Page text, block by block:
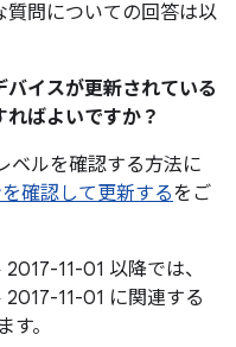
問についての回答は以
イスが更新されている
ばよいですか？
ベルを確認する方法に
確認して更新するをご
11-01 以降では、
11-01 に関連する
。